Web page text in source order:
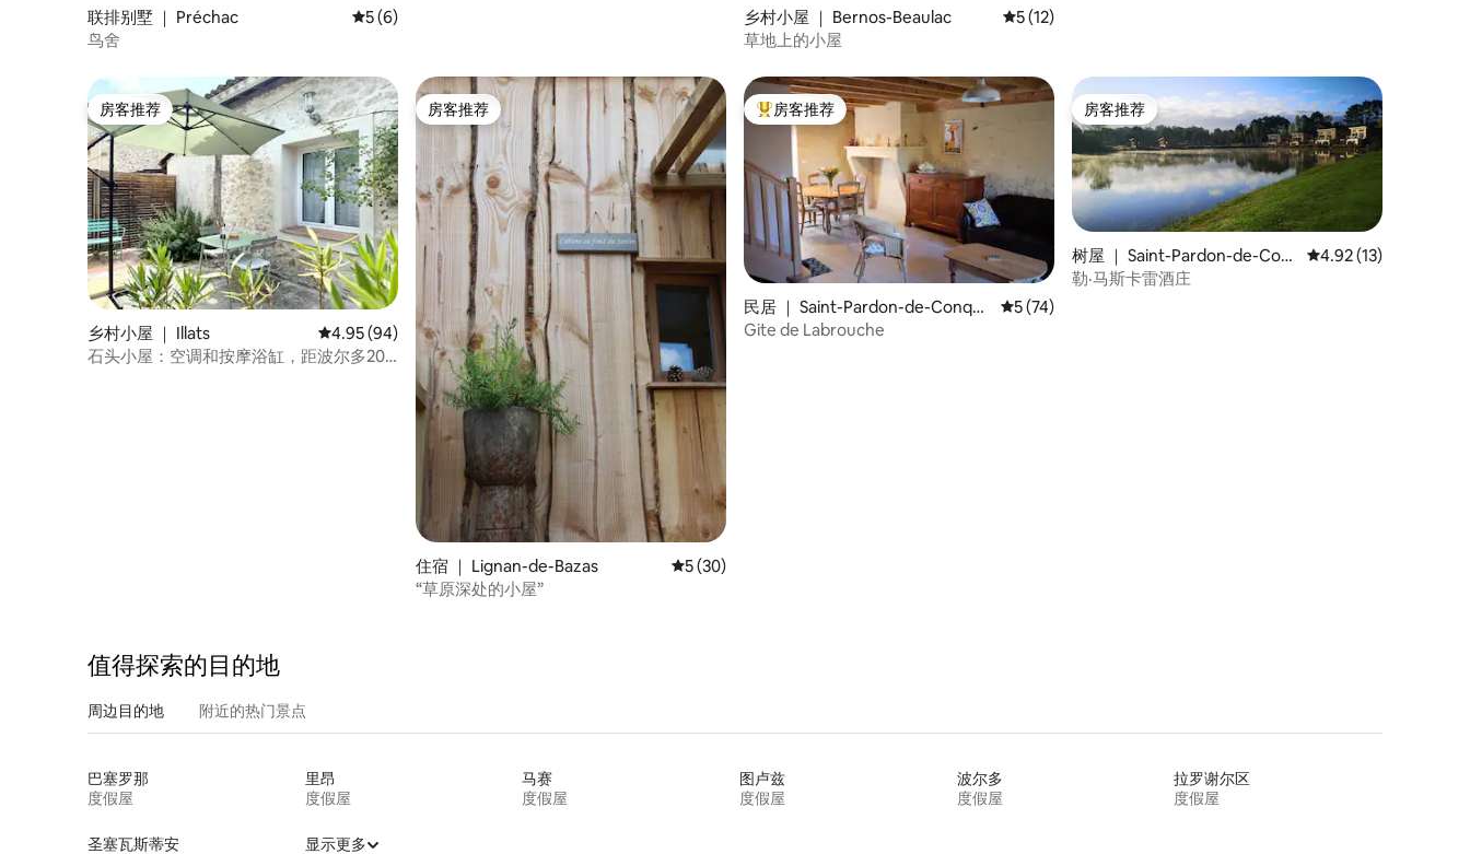
联排别墅 ｜ Préchac 平均评分 5 分（满分 5 分），共 6 条评价
5 (6)
鸟舍
乡村小屋 ｜ Bernos-Beaulac 平均评分 5 分（满分 5 分），共 12 条评价
5 (12)
草地上的小屋
房客推荐
房客推荐
乡村小屋 ｜ Illats 平均评分 4.95 分（满分 5 分），共 94 条评价
4.95 (94)
石头小屋：空调和按摩浴缸，距波尔多20
房客推荐
房客推荐
住宿 ｜ Lignan-de-Bazas 平均评分 5 分（满分 5 分），共 30 条评价
5 (30)
“草原深处的小屋”
热门「房客推荐」
房客推荐
民居 ｜ Saint-Pardon-de-Conque
s
平均评分 5 分（满分 5 分），共 74 条评价
5 (74)
Gite de Labrouche
房客推荐
房客推荐
树屋 ｜ Saint-Pardon-de-Con
ques
平均评分 4.92 分（满
4.92 (13)
勒·马斯卡雷酒庄
值得探索的目的地
周边目的地 附近的热门景点
巴塞罗那
度假屋
里昂
度假屋
马赛
度假屋
图卢兹
度假屋
波尔多
度假屋
拉罗谢尔区
度假屋
圣塞瓦斯蒂安
显示更多